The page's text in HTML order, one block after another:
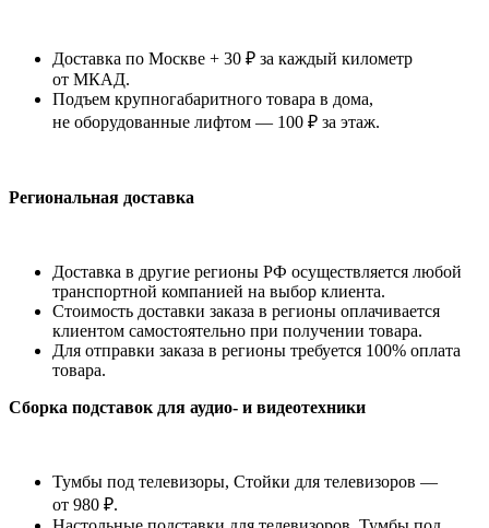
Доставка по Москве + 30 ₽ за каждый километр
от МКАД.
Подъем крупногабаритного товара в дома,
не оборудованные лифтом — 100 ₽ за этаж.
Региональная доставка
Доставка в другие регионы РФ осуществляется любой
транспортной компанией на выбор клиента.
Стоимость доставки заказа в регионы оплачивается
клиентом самостоятельно при получении товара.
Для отправки заказа в регионы требуется 100% оплата
товара.
Сборка подставок для аудио- и видеотехники
Тумбы под телевизоры, Стойки для телевизоров —
от 980 ₽.